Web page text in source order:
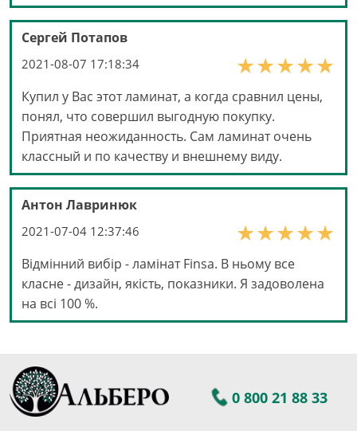
Сергей Потапов
2021-08-07 17:18:34
Купил у Вас этот ламинат, а когда сравнил цены,
понял, что совершил выгодную покупку.
Приятная неожиданность. Сам ламинат очень
классный и по качеству и внешнему виду.
Антон Лавринюк
2021-07-04 12:37:46
Відмінний вибір - ламінат Finsa. В ньому все
класне - дизайн, якість, показники. Я задоволена
на всі 100 %.
0 800 21 88 33